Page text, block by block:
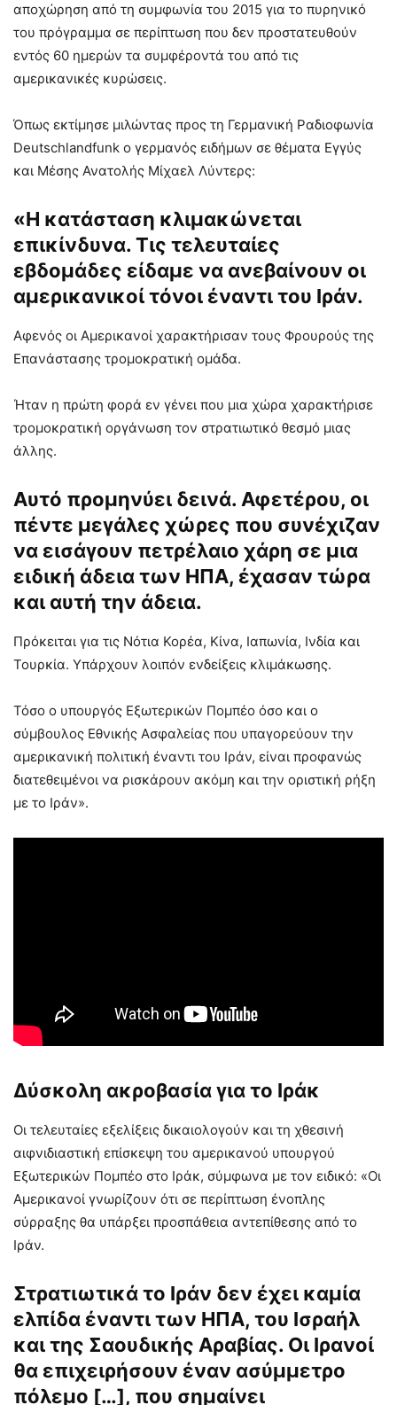
αποχώρηση από τη συμφωνία του 2015 για το πυρηνικό
του πρόγραμμα σε περίπτωση που δεν προστατευθούν
εντός 60 ημερών τα συμφέροντά του από τις
αμερικανικές κυρώσεις.
Όπως εκτίμησε μιλώντας προς τη Γερμανική Ραδιοφωνία
Deutschlandfunk ο γερμανός ειδήμων σε θέματα Εγγύς
και Μέσης Ανατολής Μίχαελ Λύντερς:
«Η κατάσταση κλιμακώνεται
επικίνδυνα. Τις τελευταίες
εβδομάδες είδαμε να ανεβαίνουν οι
αμερικανικοί τόνοι έναντι του Ιράν.
Αφενός οι Αμερικανοί χαρακτήρισαν τους Φρουρούς της
Επανάστασης τρομοκρατική ομάδα.
Ήταν η πρώτη φορά εν γένει που μια χώρα χαρακτήρισε
τρομοκρατική οργάνωση τον στρατιωτικό θεσμό μιας
άλλης.
Αυτό προμηνύει δεινά. Αφετέρου, οι
πέντε μεγάλες χώρες που συνέχιζαν
να εισάγουν πετρέλαιο χάρη σε μια
ειδική άδεια των ΗΠΑ, έχασαν τώρα
και αυτή την άδεια.
Πρόκειται για τις Νότια Κορέα, Κίνα, Ιαπωνία, Ινδία και
Τουρκία. Υπάρχουν λοιπόν ενδείξεις κλιμάκωσης.
Τόσο ο υπουργός Εξωτερικών Πομπέο όσο και ο
σύμβουλος Εθνικής Ασφαλείας που υπαγορεύουν την
αμερικανική πολιτική έναντι του Ιράν, είναι προφανώς
διατεθειμένοι να ρισκάρουν ακόμη και την οριστική ρήξη
με το Ιράν».
Δύσκολη ακροβασία για το Ιράκ
Οι τελευταίες εξελίξεις δικαιολογούν και τη χθεσινή
αιφνιδιαστική επίσκεψη του αμερικανού υπουργού
Εξωτερικών Πομπέο στο Ιράκ, σύμφωνα με τον ειδικό: «Οι
Αμερικανοί γνωρίζουν ότι σε περίπτωση ένοπλης
σύρραξης θα υπάρξει προσπάθεια αντεπίθεσης από το
Ιράν.
Στρατιωτικά το Ιράν δεν έχει καμία
ελπίδα έναντι των ΗΠΑ, του Ισραήλ
και της Σαουδικής Αραβίας. Οι Ιρανοί
θα επιχειρήσουν έναν ασύμμετρο
πόλεμο […], που σημαίνει